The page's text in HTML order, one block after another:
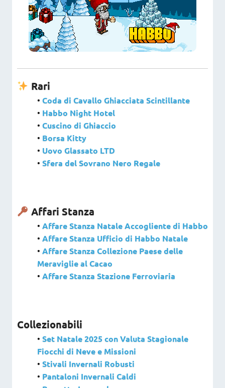
Rari
• Coda di Cavallo Ghiacciata Scintillante
• Habbo Night Hotel
• Cuscino di Ghiaccio
• Borsa Kitty
• Uovo Glassato LTD
• Sfera del Sovrano Nero Regale
Affari Stanza
• Affare Stanza Natale Accogliente di Habbo
• Affare Stanza Ufficio di Habbo Natale
• Affare Stanza Collezione Paese delle
Meraviglie al Cacao
• Affare Stanza Stazione Ferroviaria
Collezionabili
• Set Natale 2025 con Valuta Stagionale
Fiocchi di Neve e Missioni
• Stivali Invernali Robusti
• Pantaloni Invernali Caldi